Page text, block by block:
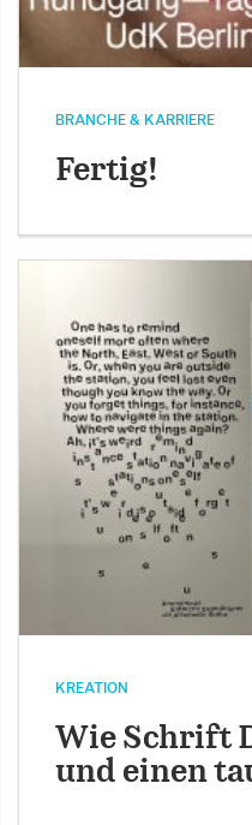
BRANCHE & KARRIERE
Fertig!
KREATION
Wie Schrift
und einen